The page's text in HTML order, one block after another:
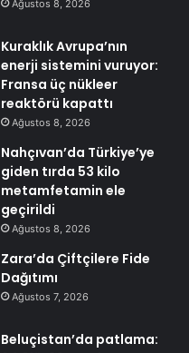
Ağustos 8, 2026
Kuraklık Avrupa’nın
enerji sistemini vuruyor:
Fransa üç nükleer
reaktörü kapattı
Ağustos 8, 2026
Nahçıvan’da Türkiye’ye
giden tırda 53 kilo
metamfetamin ele
geçirildi
Ağustos 8, 2026
Zara’da Çiftçilere Fide
Dağıtımı
Ağustos 7, 2026
Beluçistan’da patlama: